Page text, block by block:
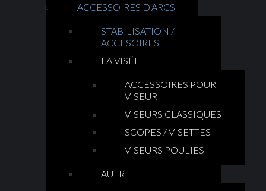
ACCESSOIRES D'ARCS
STABILISATION /
ACCESOIRES
LA VISÉE
ACCESSOIRES POUR
VISEUR
VISEURS CLASSIQUES
SCOPES / VISETTES
VISEURS POULIES
AUTRE